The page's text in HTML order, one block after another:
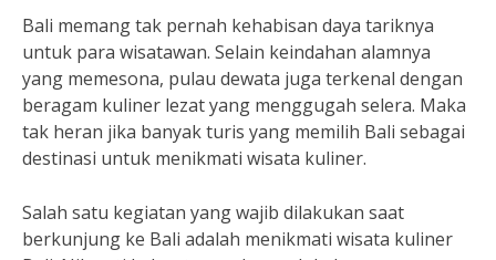
Bali memang tak pernah kehabisan daya tariknya
untuk para wisatawan. Selain keindahan alamnya
yang memesona, pulau dewata juga terkenal dengan
beragam kuliner lezat yang menggugah selera. Maka
tak heran jika banyak turis yang memilih Bali sebagai
destinasi untuk menikmati wisata kuliner.
Salah satu kegiatan yang wajib dilakukan saat
berkunjung ke Bali adalah menikmati wisata kuliner